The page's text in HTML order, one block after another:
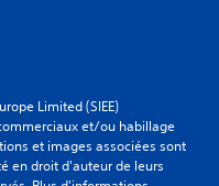
Limited (SIEE)
et/ou habillage
et images associées sont
en droit d'auteur de leurs